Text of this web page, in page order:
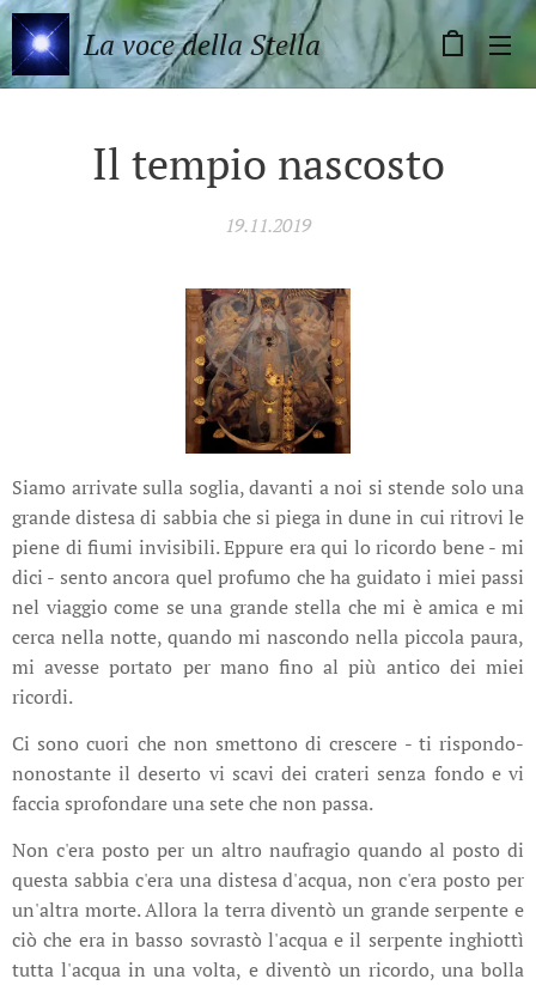
La voce della Stella
Il tempio nascosto
19.11.2019
Siamo arrivate sulla soglia, davanti a noi si stende solo una
grande distesa di sabbia che si piega in dune in cui ritrovi le
piene di fiumi invisibili. Eppure era qui lo ricordo bene - mi
dici - sento ancora quel profumo che ha guidato i miei passi
nel viaggio come se una grande stella che mi è amica e mi
cerca nella notte, quando mi nascondo nella piccola paura,
mi avesse portato per mano fino al più antico dei miei
ricordi.
Ci sono cuori che non smettono di crescere - ti rispondo-
nonostante il deserto vi scavi dei crateri senza fondo e vi
faccia sprofondare una sete che non passa.
Non c'era posto per un altro naufragio quando al posto di
questa sabbia c'era una distesa d'acqua, non c'era posto per
un'altra morte. Allora la terra diventò un grande serpente e
ciò che era in basso sovrastò l'acqua e il serpente inghiottì
tutta l'acqua in una volta, e diventò un ricordo, una bolla